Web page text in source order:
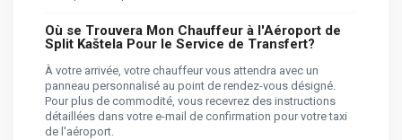
Où se Trouvera Mon Chauffeur à l'Aéroport de
Split Kaštela Pour le Service de Transfert?
À votre arrivée, votre chauffeur vous attendra avec un
panneau personnalisé au point de rendez-vous désigné.
Pour plus de commodité, vous recevrez des instructions
détaillées dans votre e-mail de confirmation pour votre taxi
de l'aéroport.